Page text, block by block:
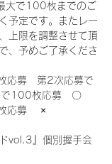
大で100枚までのご
予定です。またレー
上限を調整させて頂
、予めご了承くださ
応募　第2次応募で
100枚応募　〇
募　 ×
vol.3』個別握手会